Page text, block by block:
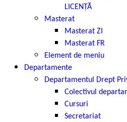
LICENȚĂ
Masterat
Masterat ZI
Masterat FR
Element de meniu
Departamente
Departamentul Drept
Colectivul
Cursuri
Secretariat